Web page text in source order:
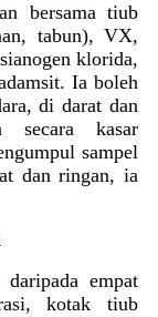
bersama tiub
tabun), VX,
klorida,
Ia boleh
di darat dan
secara kasar
sampel
dan ringan, ia
empat
kotak tiub